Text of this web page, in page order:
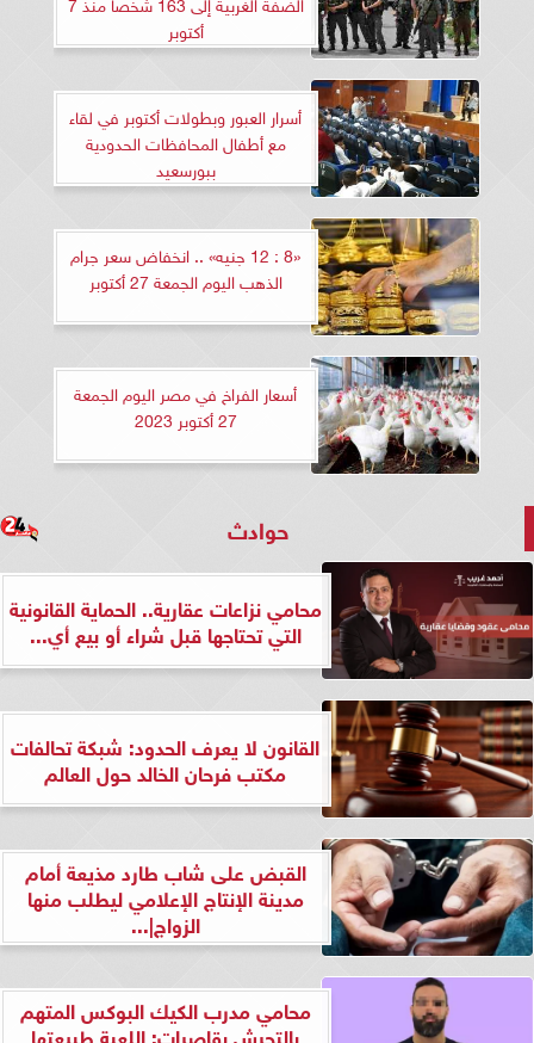
أكتوبر
أسرار العبور وبطولات أكتوبر في لقاء
مع أطفال المحافظات الحدودية
ببورسعيد
«8 : 12 جنيه» .. انخفاض سعر جرام
الذهب اليوم الجمعة 27 أكتوبر
أسعار الفراخ في مصر اليوم الجمعة
27 أكتوبر 2023
حوادث
محامي نزاعات عقارية.. الحماية القانونية
التي تحتاجها قبل شراء أو بيع أي...
القانون لا يعرف الحدود: شبكة تحالفات
مكتب فرحان الخالد حول العالم
القبض على شاب طارد مذيعة أمام
مدينة الإنتاج الإعلامي ليطلب منها
الزواج|...
محامي مدرب الكيك البوكس المتهم
بالتحرش بقاصرات: اللعبة طبيعتها